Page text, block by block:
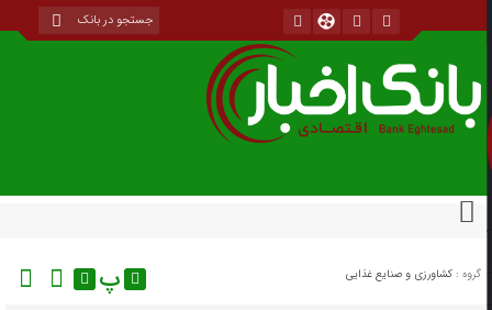
گروه : کشاورزی و صنایع غذایی پ